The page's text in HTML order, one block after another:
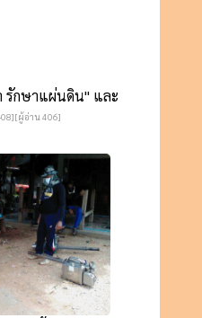
รักษาแผ่นดิน" และ
ผู้อ่าน 406]